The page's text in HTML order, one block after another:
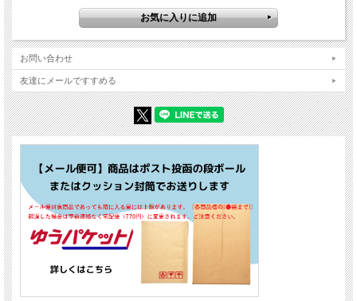
お問い合わせ
友達にメールですすめる